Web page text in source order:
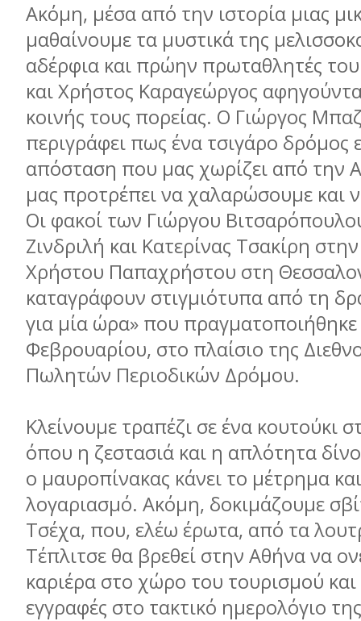
Ακόμη, μέσα από την ιστορία μιας
μαθαίνουμε τα μυστικά της
αδέρφια και πρώην πρωταθλητές
και Χρήστος Καραγεώργος
κοινής τους πορείας. Ο Γιώργος
περιγράφει πως ένα τσιγάρο δρόμος
απόσταση που μας χωρίζει από την
μας προτρέπει να χαλαρώσουμε και
Οι φακοί των Γιώργου
Ζινδριλή και Κατερίνας Τσακίρη
Χρήστου Παπαχρήστου στη
καταγράφουν στιγμιότυπα από τη
για μία ώρα» που πραγματοποιήθηκε
Φεβρουαρίου, στο πλαίσιο της
Πωλητών Περιοδικών Δρόμου.
Κλείνουμε τραπέζι σε ένα κουτούκι
όπου η ζεστασιά και η απλότητα
ο μαυροπίνακας κάνει το μέτρημα
λογαριασμό. Ακόμη, δοκιμάζουμε
Τσέχα, που, ελέω έρωτα, από τα
Τέπλιτσε θα βρεθεί στην Αθήνα να
καριέρα στο χώρο του τουρισμού
εγγραφές στο τακτικό ημερολόγιο